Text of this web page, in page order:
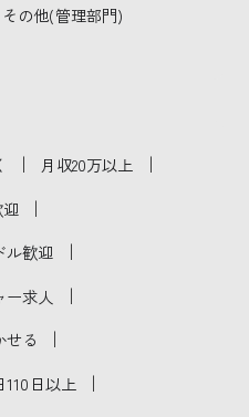
その他(管理部門)
｜ 月収20万以上 ｜
｜
ル歓迎 ｜
ー求人 ｜
せる ｜
日以上 ｜